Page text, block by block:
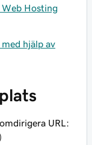
Hosting
hjälp av
URL: